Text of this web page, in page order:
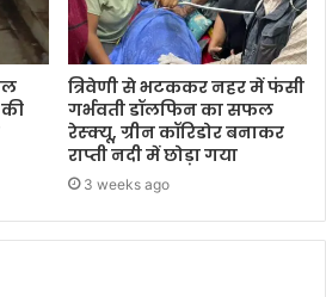
त्रिवेणी से भटककर नहर में फंसी
गर्भवती डॉलफिन का सफल
रेस्क्यू, ग्रीन कॉरिडोर बनाकर
राप्ती नदी में छोड़ा गया
3 weeks ago